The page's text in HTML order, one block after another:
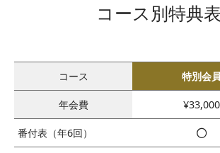
コース別特典表
コース 特別会員
年会費 ¥33,000
番付表 （年6回） ◯